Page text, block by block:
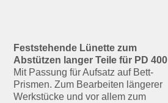
Feststehende Lünette zum
Abstützen langer Teile für PD 400
Mit Passung für Aufsatz auf Bett-
Prismen. Zum Bearbeiten längerer
Werkstücke und vor allem zum